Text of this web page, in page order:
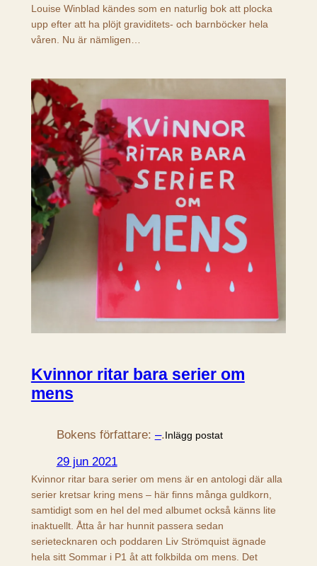
Louise Winblad kändes som en naturlig bok att plocka
upp efter att ha plöjt graviditets- och barnböcker hela
våren. Nu är nämligen…
Kvinnor ritar bara serier om
mens
Bokens författare: –.Inlägg postat
29 jun 2021
Kvinnor ritar bara serier om mens är en antologi där alla
serier kretsar kring mens – här finns många guldkorn,
samtidigt som en hel del med albumet också känns lite
inaktuellt. Åtta år har hunnit passera sedan
serietecknaren och poddaren Liv Strömquist ägnade
hela sitt Sommar i P1 åt att folkbilda om mens. Det